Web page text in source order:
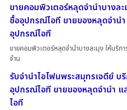
ขายคอมพิวเตอร์หลุดจำนำบางล
ซื้ออุปกรณ์ไอที ขายของหลุดจำน
อุปกรณ์ไอที
ขายคอมพิวเตอร์หลุดจำนำบางละมุง ให้บริก
จำน
รับจำนำไอโฟนพระสมุทรเจดีย์ บ
อุปกรณ์ไอที ขายของหลุดจำนำ
ไอที